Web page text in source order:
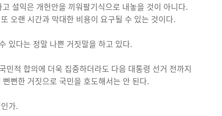
설익은 개헌안을 끼워팔기식으로 내놓을 것이 아니다.
오랜 시간과 막대한 비용이 요구될 수 있는 것이다.
있다는 정말 나쁜 거짓말을 하고 있다.
적 합의에 더욱 집중하더라도 다음 대통령 선거 전까지
뻔한 거짓으로 국민을 호도해서는 안 된다.
가.